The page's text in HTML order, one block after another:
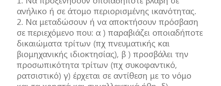
ανήλικο ή σε άτομο περιορισμένης ικανότητας.
2. Να μεταδώσουν ή να αποκτήσουν πρόσβαση
σε περιεχόμενο που: α ) παραβιάζει οποιαδήποτε
δικαιώματα τρίτων (πχ πνευματικής και
βιομηχανικής ιδιοκτησίας), β ) προσβάλει την
προσωπικότητα τρίτων (πχ συκοφαντικό,
ρατσιστικό) γ) έρχεται σε αντίθεση με το νόμο